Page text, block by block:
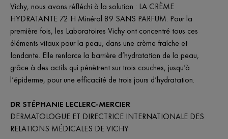
Vichy, nous avons réfléchi à la solution : LA CRÈME
HYDRATANTE 72 H Minéral 89 SANS PARFUM. Pour la
première fois, les Laboratoires Vichy ont concentré tous ces
éléments vitaux pour la peau, dans une crème fraîche et
fondante. Elle renforce la barrière d’hydratation de la peau,
grâce à des actifs qui pénètrent sur trois couches, jusqu’à
l’épiderme, pour une efficacité de trois jours d’hydratation.
DR STÉPHANIE LECLERC-MERCIER
DERMATOLOGUE ET DIRECTRICE INTERNATIONALE DES
RELATIONS MÉDICALES DE VICHY